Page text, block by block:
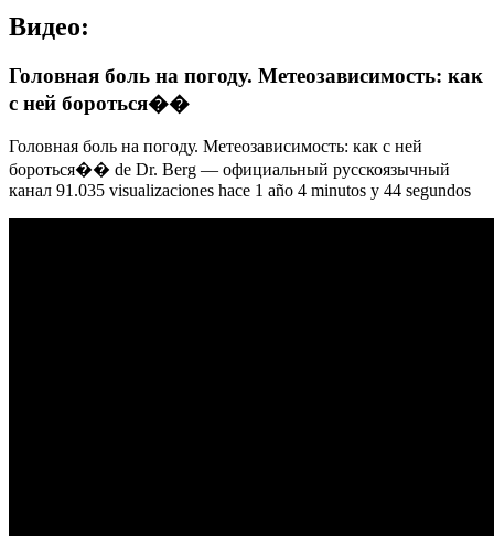
Видео:
Головная боль на погоду. Метеозависимость: как
с ней бороться��
Головная боль на погоду. Метеозависимость: как с ней
бороться�� de Dr. Berg — официальный русскоязычный
канал 91.035 visualizaciones hace 1 año 4 minutos y 44 segundos